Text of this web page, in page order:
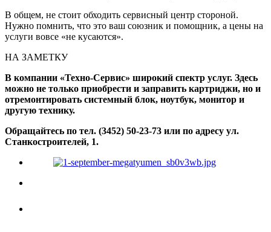
В общем, не стоит обходить сервисный центр стороной.
Нужно помнить, что это ваш союзник и помощник, а цены на
услуги вовсе «не кусаются».
НА ЗАМЕТКУ
В компании «Техно-Сервис» широкий спектр услуг. Здесь
можно не только приобрести и заправить картриджи, но и
отремонтировать системный блок, ноутбук, монитор и
другую технику.
Обращайтесь по тел. (3452) 50-23-73 или по адресу ул.
Станкостроителей, 1.